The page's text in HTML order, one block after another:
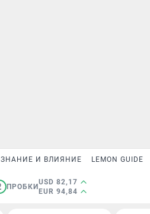
И ВЛИЯНИЕ LEMON GUIDE
ПРОБКИ
USD 82,17
EUR 94,84